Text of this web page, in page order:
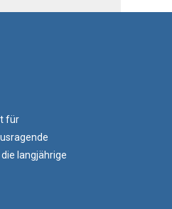
für
langjährige